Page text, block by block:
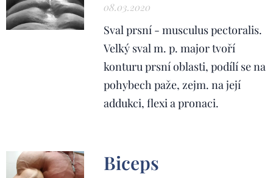
08.03.2020
Sval prsní - musculus pectoralis.
Velký sval m. p. major tvoří
konturu prsní oblasti, podílí se na
pohybech paže, zejm. na její
addukci, flexi a pronaci.
Biceps